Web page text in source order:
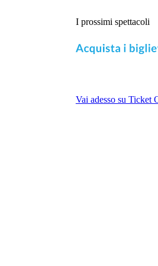
I prossimi spettacoli
Vai adesso su Ticket